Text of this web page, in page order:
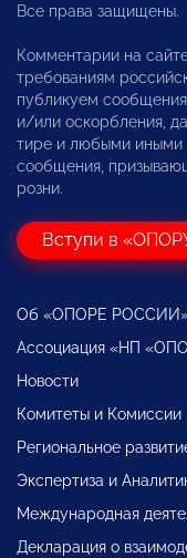
Все права защищены.
Комментарии на
требованиям
публикуем
и/или оскорбления,
тире и любыми иными
сообщения,
розни.
Вступи в
Об «ОПОРЕ
Ассоциация «НП
Новости
Комитеты и Комиссии
Региональное
Экспертиза и
Международная
Декларация о